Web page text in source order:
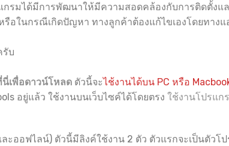
รมได้มีการพัฒนาให้มีความสอดคล้องกับการติดตั้งแ
อในกรณีเกิดปัญหา ทางลูกค้าต้องแก้ไขเองโดยทาง
รับ
เพื่อดาวน์โหลด ตัวนี้จะไช้งานได้บน PC หรือ
อยู่แล้ว ใช้งานบนเว็บไซค์ได้โดยตรง ใช้งานโปรแก
ออฟไลน์) ตัวนี้มีลิงค์ใช้งาน 2 ตัว ตัวแรกจะเป็นตัวโ